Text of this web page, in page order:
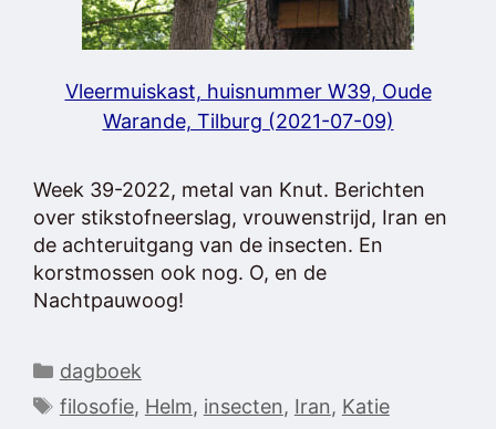
Vleermuiskast, huisnummer W39, Oude
Warande, Tilburg (2021-07-09)
Week 39-2022, metal van Knut. Berichten
over stikstofneerslag, vrouwenstrijd, Iran en
de achteruitgang van de insecten. En
korstmossen ook nog. O, en de
Nachtpauwoog!
Categorieën
dagboek
Tags
filosofie, Helm, insecten, Iran, Katie